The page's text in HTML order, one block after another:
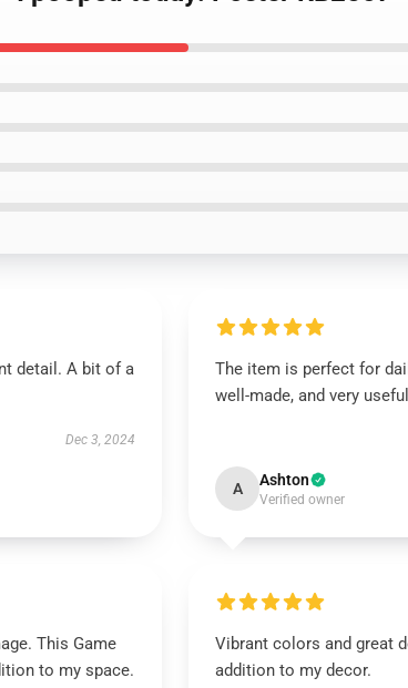
detail. A bit of a
Dec 3, 2024
The item is perfect for
well-made, and very
A Ashton
Verified owner
This Game
to my space.
Vibrant colors and great
addition to my decor.